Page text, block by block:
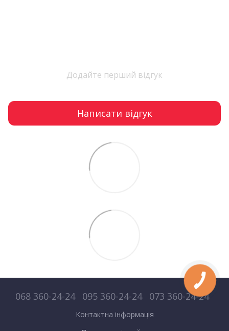
Додайте перший відгук
Написати відгук
068 360-24-24 095 360-24-24 073 360-24-24
Контактна інформація